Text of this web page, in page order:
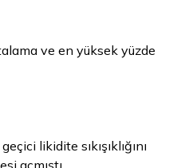
ve en yüksek yüzde
likidite sıkışıklığını